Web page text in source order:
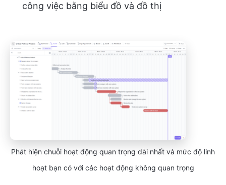
công việc bằng biểu đồ và đồ thị
Phát hiện chuỗi hoạt động quan trọng dài nhất và mức độ linh
hoạt bạn có với các hoạt động không quan trọng